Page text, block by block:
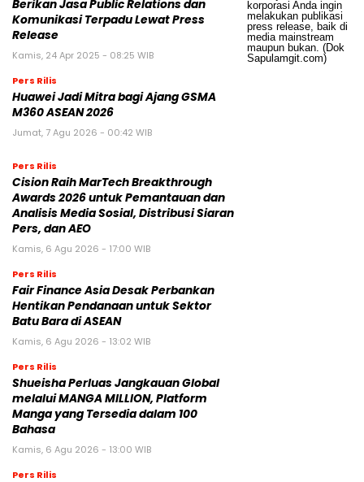
Berikan Jasa Public Relations dan
Komunikasi Terpadu Lewat Press
Release
Kamis, 24 Apr 2025 - 08:25 WIB
Pers Rilis
Huawei Jadi Mitra bagi Ajang GSMA
M360 ASEAN 2026
Jumat, 7 Agu 2026 - 00:42 WIB
Pers Rilis
Cision Raih MarTech Breakthrough
Awards 2026 untuk Pemantauan dan
Analisis Media Sosial, Distribusi Siaran
Pers, dan AEO
Kamis, 6 Agu 2026 - 17:00 WIB
Pers Rilis
Fair Finance Asia Desak Perbankan
Hentikan Pendanaan untuk Sektor
Batu Bara di ASEAN
Kamis, 6 Agu 2026 - 13:02 WIB
Pers Rilis
Shueisha Perluas Jangkauan Global
melalui MANGA MILLION, Platform
Manga yang Tersedia dalam 100
Bahasa
Kamis, 6 Agu 2026 - 13:00 WIB
Pers Rilis